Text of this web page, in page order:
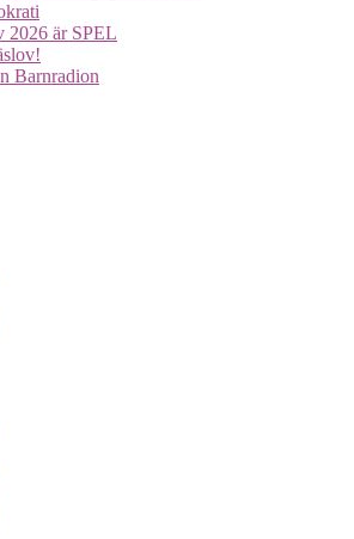
2026 är SPEL
Barnradion